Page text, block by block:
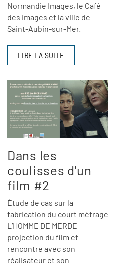
Normandie Images, le Café
des images et la ville de
Saint-Aubin-sur-Mer.
LIRE LA SUITE
Dans les
coulisses d'un
film #2
Étude de cas sur la
fabrication du court métrage
L’HOMME DE MERDE
projection du film et
rencontre avec son
réalisateur et son